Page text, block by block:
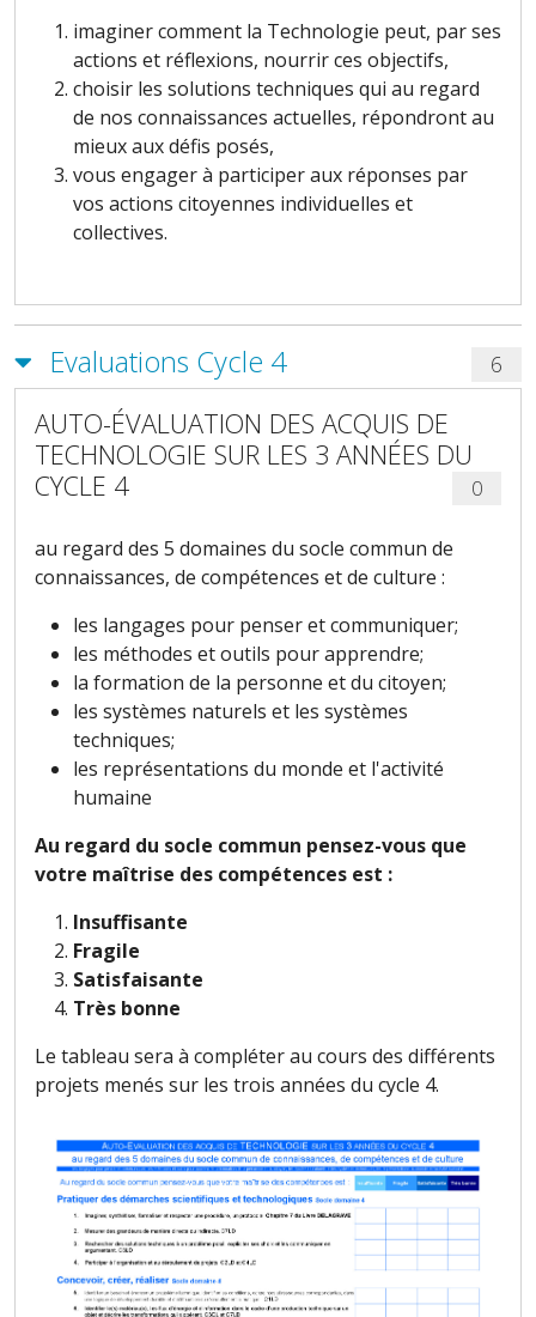
imaginer comment la Technologie peut, par ses
actions et réflexions, nourrir ces objectifs,
choisir les solutions techniques qui au regard
de nos connaissances actuelles, répondront au
mieux aux défis posés,
vous engager à participer aux réponses par
vos actions citoyennes individuelles et
collectives.
Evaluations Cycle 4 6
AUTO-ÉVALUATION DES ACQUIS DE
TECHNOLOGIE SUR LES 3 ANNÉES DU
CYCLE 4
0
au regard des 5 domaines du socle commun de
connaissances, de compétences et de culture :
les langages pour penser et communiquer;
les méthodes et outils pour apprendre;
la formation de la personne et du citoyen;
les systèmes naturels et les systèmes
techniques;
les représentations du monde et l'activité
humaine
Au regard du socle commun pensez-vous que
votre maîtrise des compétences est :
Insuffisante
Fragile
Satisfaisante
Très bonne
Le tableau sera à compléter au cours des différents
projets menés sur les trois années du cycle 4.